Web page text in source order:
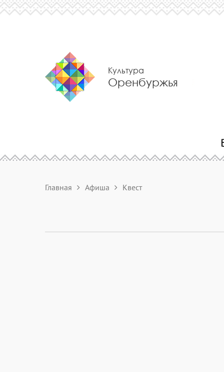
Культура
Оренбуржья
Главная Афиша Квест